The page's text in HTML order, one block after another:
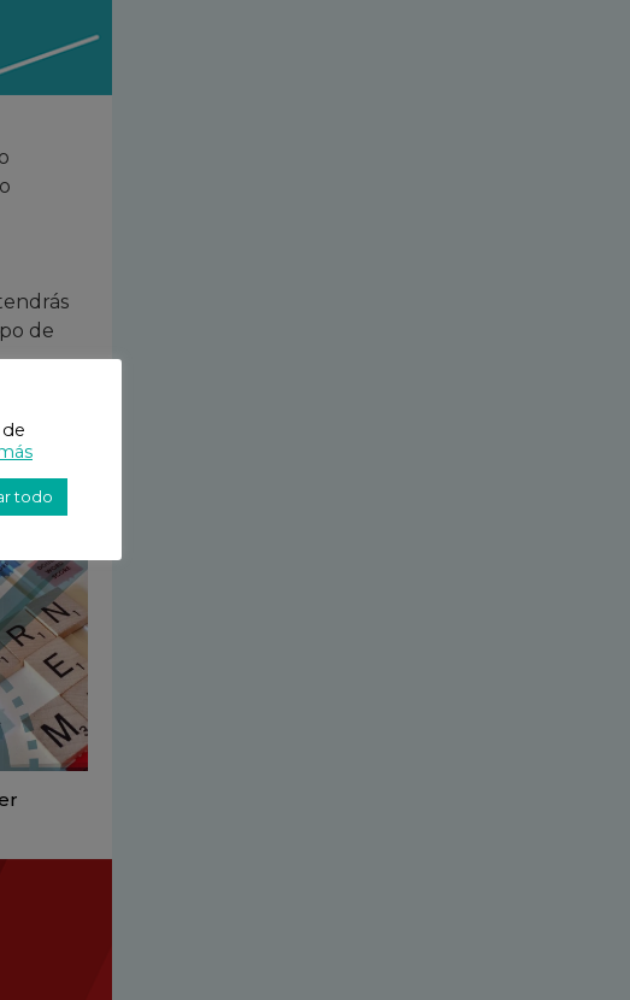
de
todo